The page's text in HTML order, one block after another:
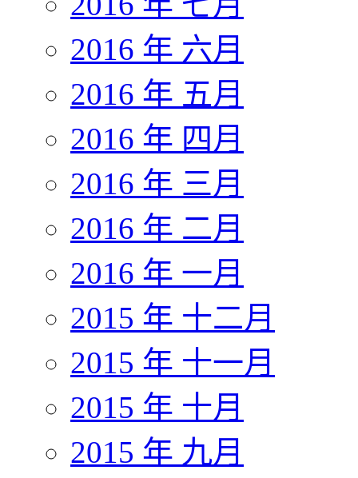
2016 年 六月
2016 年 五月
2016 年 四月
2016 年 三月
2016 年 二月
2016 年 一月
2015 年 十二月
2015 年 十一月
2015 年 十月
2015 年 九月